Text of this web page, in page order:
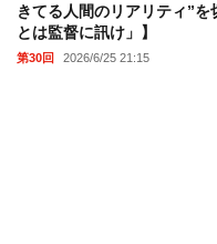
きてる人間のリアリティ”
とは監督に訊け」】
第30回 2026/6/25 21:15